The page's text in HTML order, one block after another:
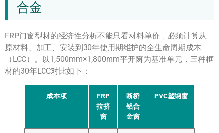
合金
FRP门窗型材的经济性分析不能只看材料单价，必须计算从
原材料、加工、安装到30年使用期维护的全生命周期成本
（LCC）。以1,500mm×1,800mm平开窗为基准单元，三种框
材的30年LCC对比如下：
成本项
FRP
拉挤
窗
断桥
铝合
金窗
PVC塑钢窗